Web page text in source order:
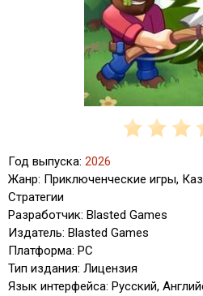
Год выпуска: 2026
Жанр: Приключенческие игры,
Стратегии
Разработчик: Blasted Games
Издатель: Blasted Games
Платформа: PC
Тип издания: Лицензия
Язык интерфейса: Русский,